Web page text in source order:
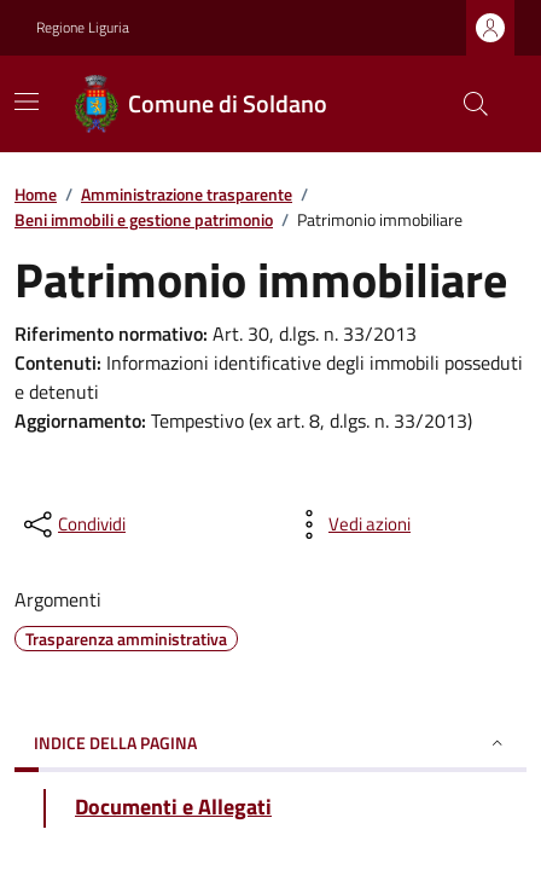
Regione Liguria
Comune di Soldano
Home / Amministrazione trasparente /
Beni immobili e gestione patrimonio / Patrimonio immobiliare
Patrimonio immobiliare
Riferimento normativo: Art. 30, d.lgs. n. 33/2013
Contenuti: Informazioni identificative degli immobili posseduti
e detenuti
Aggiornamento: Tempestivo (ex art. 8, d.lgs. n. 33/2013)
Condividi Vedi azioni
Argomenti
Trasparenza amministrativa
INDICE DELLA PAGINA
Documenti e Allegati